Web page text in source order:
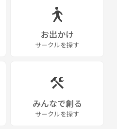
お出かけ
サークルを探す
みんなで創る
サークルを探す